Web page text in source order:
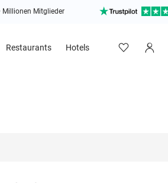
Millionen Mitglieder
Restaurants Hotels